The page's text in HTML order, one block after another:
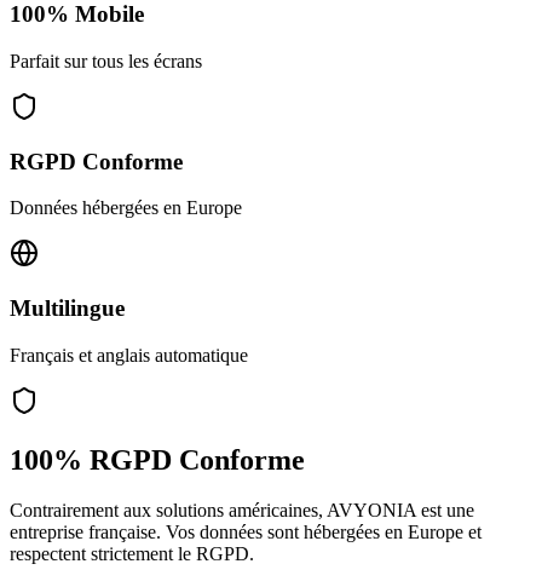
100% Mobile
Parfait sur tous les écrans
RGPD Conforme
Données hébergées en Europe
Multilingue
Français et anglais automatique
100% RGPD Conforme
Contrairement aux solutions américaines, AVYONIA est une
entreprise française. Vos données sont hébergées en Europe et
respectent strictement le RGPD.